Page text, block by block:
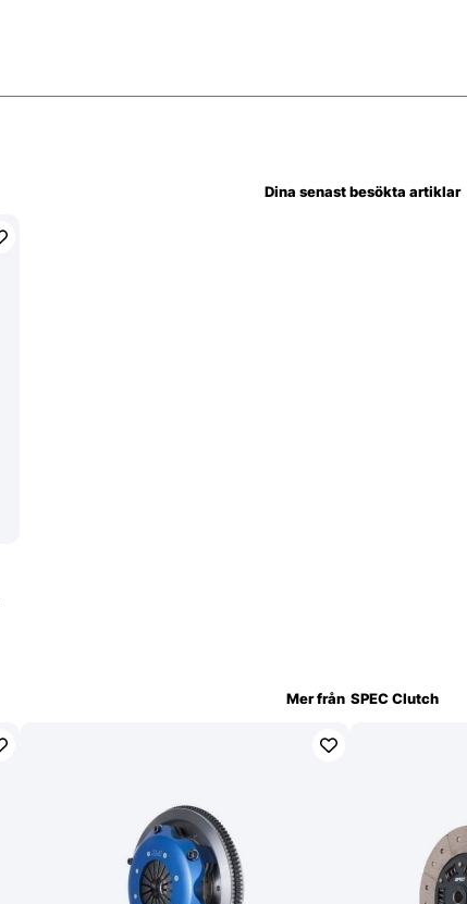
Dina senast besökta artiklar
Mer från SPEC Clutch